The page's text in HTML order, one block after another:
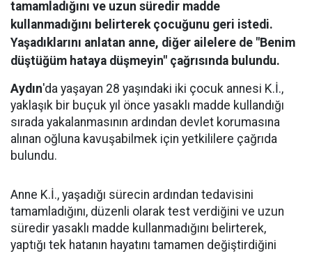
tamamladığını ve uzun süredir madde
kullanmadığını belirterek çocuğunu geri istedi.
Yaşadıklarını anlatan anne, diğer ailelere de "Benim
düştüğüm hataya düşmeyin" çağrısında bulundu.
Aydın'da yaşayan 28 yaşındaki iki çocuk annesi K.İ.,
yaklaşık bir buçuk yıl önce yasaklı madde kullandığı
sırada yakalanmasının ardından devlet korumasına
alınan oğluna kavuşabilmek için yetkililere çağrıda
bulundu.
Anne K.İ., yaşadığı sürecin ardından tedavisini
tamamladığını, düzenli olarak test verdiğini ve uzun
süredir yasaklı madde kullanmadığını belirterek,
yaptığı tek hatanın hayatını tamamen değiştirdiğini